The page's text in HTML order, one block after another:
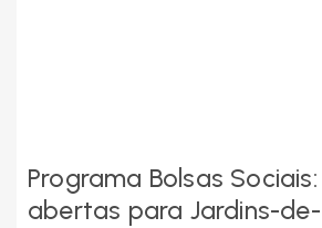
Programa Bolsas
abertas para Jardins-